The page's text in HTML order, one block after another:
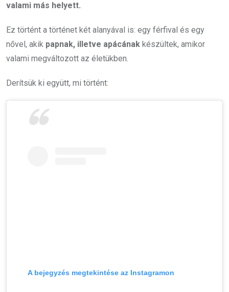
valami más helyett.
Ez történt a történet két alanyával is: egy férfival és egy
nővel, akik papnak, illetve apácának készültek, amikor
valami megváltozott az életükben.
Derítsük ki együtt, mi történt:
A bejegyzés megtekintése az Instagramon